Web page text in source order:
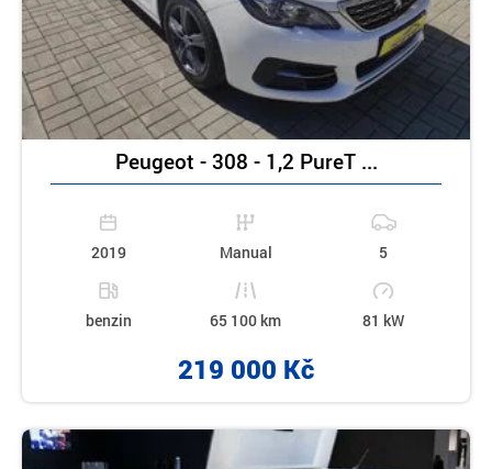
Peugeot - 308 - 1,2 PureT ...
2019 Manual 5
benzin 65 100 km 81 kW
219 000 Kč